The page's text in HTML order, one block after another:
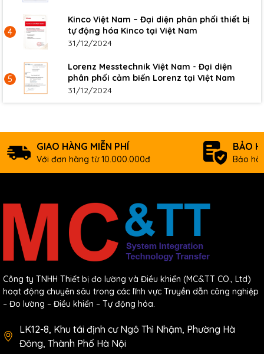
4
Kinco Việt Nam – Đại diện phân phối thiết bị
tự động hóa Kinco tại Việt Nam
31/12/2024
5
Lorenz Messtechnik Việt Nam - Đại diện
phân phối cảm biến Lorenz tại Việt Nam
31/12/2024
GIAO HÀNG MIỄN PHÍ
Với đơn hàng từ 10.000.000đ
BẢO
Bảo
Công ty TNHH Thiết bị đo lường và Điều khiển (MC&TT CO., Ltd)
hoạt động chuyên sâu trong các lĩnh vực Truyền dẫn công nghiệp
– Đo lường – Điều khiển – Tự động hóa.
LK12-8, Khu tái định cư Ngô Thì Nhậm, Phường Hà
Đông, Thành Phố Hà Nội